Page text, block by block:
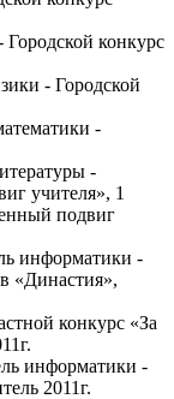
Городской конкурс
- Городской
-
-
учителя», 1
подвиг
информатики -
«Династия»,
конкурс «За
информатики -
2011г.